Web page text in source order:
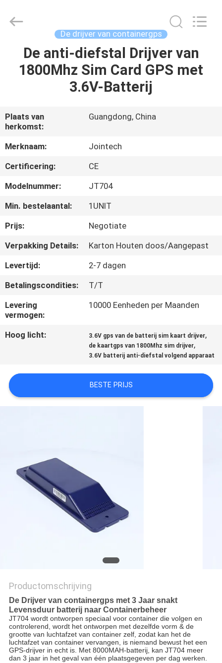
HUIS
PRODUCTEN
VR-
SHOW
ONGEVEER
ONS
FABRIEKSREIS
KWALITEITSCONTROLE
ONS
VERZOEK
OM EEN
SITEMAP
Technology
De drijver van containergps
De anti-diefstal Drijver van
1800Mhz Sim Card GPS met
3.6V-Batterij
Plaats van
herkomst:
Guangdong, China
Merknaam:
Jointech
Certificering:
CE
Modelnummer:
JT704
Min. bestelaantal:
1UNIT
Prijs:
Negotiate
Verpakking Details:
Karton Houten doos/Aangepast
Levertijd:
2-7 dagen
Betalingscondities:
T/T
Levering
vermogen:
10000 Eenheden per Maanden
Hoog licht: 3.6V gps van de batterij sim kaart drijver,
de kaartgps van 1800Mhz sim drijver,
3.6V batterij anti-diefstal volgend apparaat
BESTE PRIJS
Productomschrijving
De Drijver van containergps met 3 Jaar snakt
Levensduur batterij naar Containerbeheer
JT704 wordt ontworpen speciaal voor container die volgen en
controlerend, wordt het ontworpen met dezelfde vorm & de
grootte van luchtafzet van container zelf, zodat kan het de
luchtafzet van container vervangen, is niemand bewust het een
GPS-drijver in echt is. Met 8000MAH-batterij, kan JT704 meer
dan 3 jaar in het geval van één plaatsgegeven per dag werken.